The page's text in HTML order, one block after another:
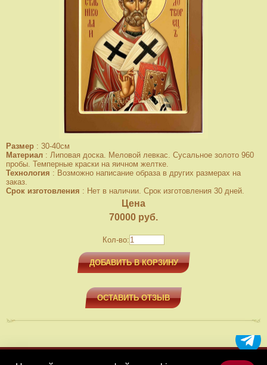
Размер : 30-40см
Материал : Липовая доска. Меловой левкас. Сусальное золото 960
пробы. Темперные краски на яичном желтке.
Технология : Возможно написание образа в других размерах на
заказ.
Срок изготовления : Нет в наличии. Срок изготовления 30 дней.
Цена
70000 руб.
Кол-во:
ДОБАВИТЬ В КОРЗИНУ
ОСТАВИТЬ ОТЗЫВ